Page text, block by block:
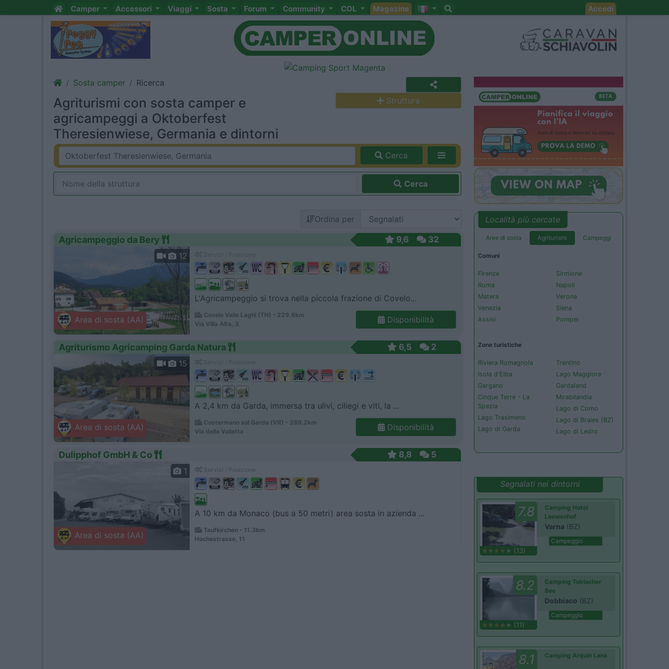
Camper Accessori Viaggi Sosta Forum Community COL Magazine Accedi
Sosta camper Ricerca
Agriturismi con sosta camper e
agricampeggi a Oktoberfest
Theresienwiese, Germania e dintorni
Struttura
Cerca
Cerca
Ordina per
Agricampeggio da Bery 9,6 32
Area di sosta (AA)
12
L'Agricampeggio si trova nella piccola frazione di Covelo...
Covelo Valle Laghi (TN) - 229.6km
Via Villa Alta, 3
Disponibilità
Agriturismo Agricamping Garda Natura 6,5 2
Area di sosta (AA)
15
A 2,4 km da Garda, immersa tra ulivi, ciliegi e viti, la ...
Costermano sul Garda (VR) - 289.2km
Via della Valletta
Disponibilità
Dulipphof GmbH & Co 8,8 5
Area di sosta (AA)
1
A 10 km da Monaco (bus a 50 metri) area sosta in azienda ...
Taufkirchen - 11.3km
Hochestrasse, 11
Località più cercate
Aree di sosta Agriturismi Campeggi
Comuni
Firenze
Roma
Matera
Venezia
Assisi
Sirmione
Napoli
Verona
Siena
Pompei
Zone turistiche
Riviera Romagnola
Isola d'Elba
Gargano
Cinque Terre - La
Spezia
Lago Trasimeno
Lago di Garda
Trentino
Lago Maggiore
Gardaland
Mirabilandia
Lago di Como
Lago di Braies (BZ)
Lago di Ledro
Segnalati nei dintorni
7.8
(13)
Camping Hotel
Loewenhof
Varna (BZ)
Campeggio
8.2
(11)
Camping Toblacher
See
Dobbiaco (BZ)
Campeggio
8.1 Camping Arquin Lana